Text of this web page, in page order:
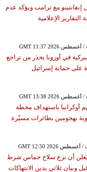
إنفانتينو مع ترامب ويؤكد عدم
التقارير الإعلامية
في أوروبا يحذر من تراجع
على حماية إسرائيل
أوكرانيا باستهداف محطة
بهجومين بطائرات مسيّرة
أن نزع سلاح حماس شرط
وبيان ثلاثي يدين الانتهاكات